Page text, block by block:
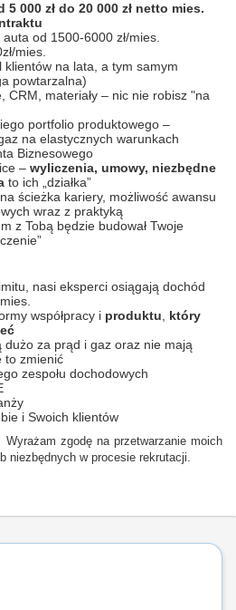
000 zł do 20 000 zł netto mies.
od 1500-6000 zł/mies.
mies.
klientów na lata, a tym samym
powtarzalna)
CRM, materiały – nic nie robisz "na
portfolio produktowego –
na elastycznych warunkach
Biznesowego
– wyliczenia, umowy, niezbędne
to ich „działka”
ścieżka kariery, możliwość awansu
wraz z praktyką
z Tobą będzie budował Twoje
nasi eksperci osiągają dochód
współpracy i produktu
który
dużo za prąd i gaz oraz nie mają
to zmienić
zespołu dochodowych
i Swoich klientów
zgodę na przetwarzanie moich
niezbędnych w procesie rekrutacji.